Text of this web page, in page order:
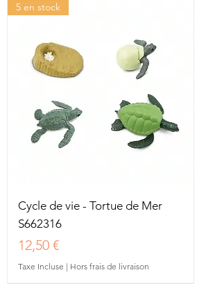
5 en stock
Cycle de vie - Tortue de Mer
S662316
Prix
12,50 €
Taxe Incluse | Hors frais de livraison